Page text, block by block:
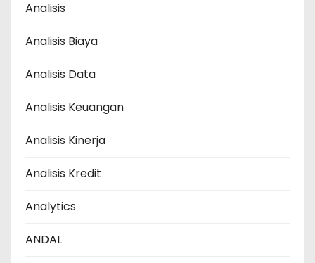
Analisis
Analisis Biaya
Analisis Data
Analisis Keuangan
Analisis Kinerja
Analisis Kredit
Analytics
ANDAL